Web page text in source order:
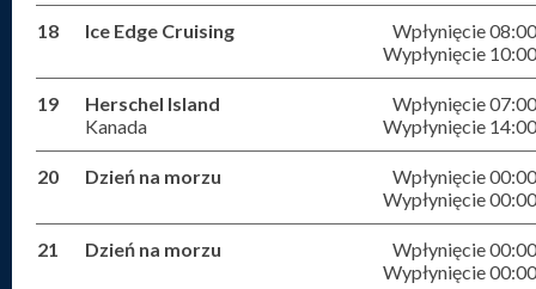
18 Ice Edge Cruising
Wpłynięcie 08:00
Wypłynięcie 10:00
19
Herschel Island
Kanada
Wpłynięcie 07:00
Wypłynięcie 14:00
20 Dzień na morzu
Wpłynięcie 00:00
Wypłynięcie 00:00
21 Dzień na morzu
Wpłynięcie 00:00
Wypłynięcie 00:00